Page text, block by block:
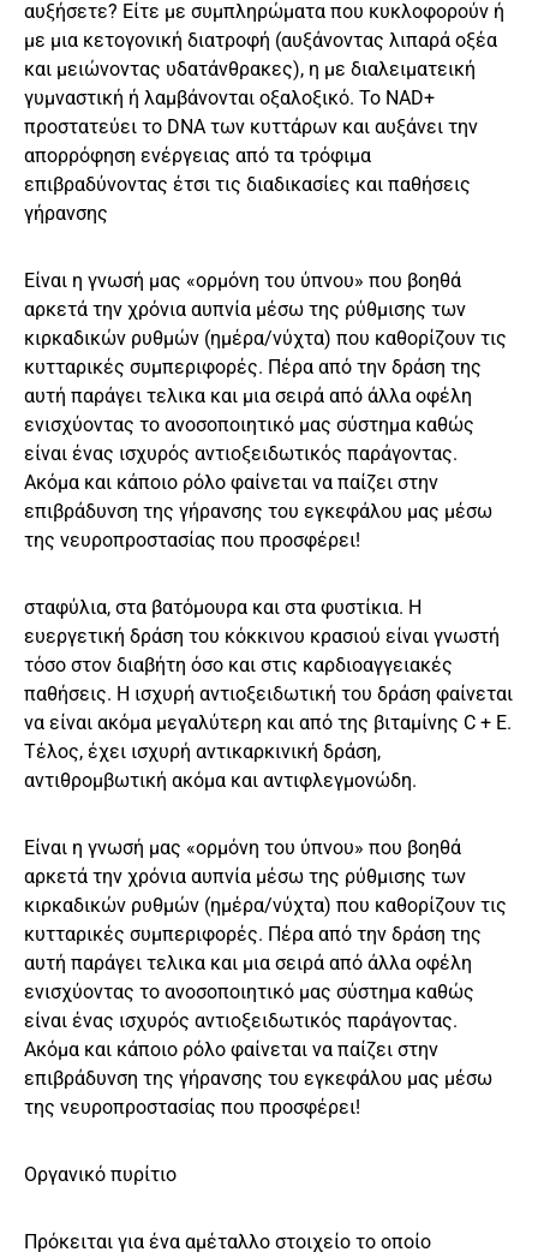
αυξήσετε? Είτε με συμπληρώματα που κυκλοφορούν ή
με μια κετογονική διατροφή (αυξάνοντας λιπαρά οξέα
και μειώνοντας υδατάνθρακες), η με διαλειματεική
γυμναστική ή λαμβάνονται οξαλοξικό. Το ΝΑD+
προστατεύει το DNA των κυττάρων και αυξάνει την
απορρόφηση ενέργειας από τα τρόφιμα
επιβραδύνοντας έτσι τις διαδικασίες και παθήσεις
γήρανσης
Είναι η γνωσή μας «ορμόνη του ύπνου» που βοηθά
αρκετά την χρόνια αυπνία μέσω της ρύθμισης των
κιρκαδικών ρυθμών (ημέρα/νύχτα) που καθορίζουν τις
κυτταρικές συμπεριφορές. Πέρα από την δράση της
αυτή παράγει τελικα και μια σειρά από άλλα οφέλη
ενισχύοντας το ανοσοποιητικό μας σύστημα καθώς
είναι ένας ισχυρός αντιοξειδωτικός παράγοντας.
Ακόμα και κάποιο ρόλο φαίνεται να παίζει στην
επιβράδυνση της γήρανσης του εγκεφάλου μας μέσω
της νευροπροστασίας που προσφέρει!
σταφύλια, στα βατόμουρα και στα φυστίκια. Η
ευεργετική δράση του κόκκινου κρασιού είναι γνωστή
τόσο στον διαβήτη όσο και στις καρδιοαγγειακές
παθήσεις. Η ισχυρή αντιοξειδωτική του δράση φαίνεται
να είναι ακόμα μεγαλύτερη και από της βιταμίνης C + E.
Τέλος, έχει ισχυρή αντικαρκινική δράση,
αντιθρομβωτική ακόμα και αντιφλεγμονώδη.
Είναι η γνωσή μας «ορμόνη του ύπνου» που βοηθά
αρκετά την χρόνια αυπνία μέσω της ρύθμισης των
κιρκαδικών ρυθμών (ημέρα/νύχτα) που καθορίζουν τις
κυτταρικές συμπεριφορές. Πέρα από την δράση της
αυτή παράγει τελικα και μια σειρά από άλλα οφέλη
ενισχύοντας το ανοσοποιητικό μας σύστημα καθώς
είναι ένας ισχυρός αντιοξειδωτικός παράγοντας.
Ακόμα και κάποιο ρόλο φαίνεται να παίζει στην
επιβράδυνση της γήρανσης του εγκεφάλου μας μέσω
της νευροπροστασίας που προσφέρει!
Οργανικό πυρίτιο
Πρόκειται για ένα αμέταλλο στοιχείο το οποίο